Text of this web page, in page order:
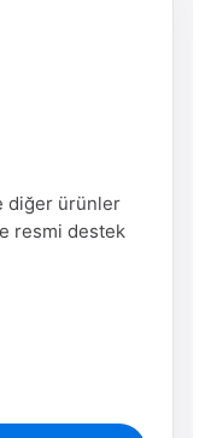
diğer ürünler
resmi destek